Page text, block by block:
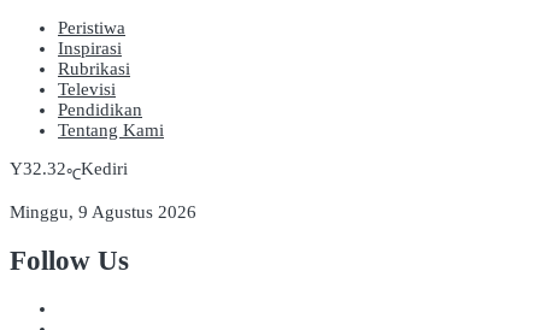
Peristiwa
Inspirasi
Rubrikasi
Televisi
Pendidikan
Tentang Kami
32.32℃Kediri
Minggu, 9 Agustus 2026
Follow Us